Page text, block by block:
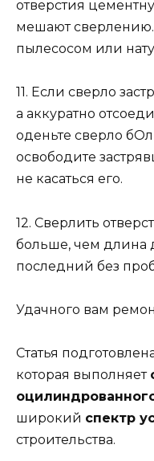
отверстия
мешают
пылесосом или
11. Если сверло
а аккуратно
оденьте сверло
освободите
не касаться его.
12. Сверлить
больше, чем длина
последний без
Удачного вам
Статья
которая выполняет
широкий спектр
строительства.